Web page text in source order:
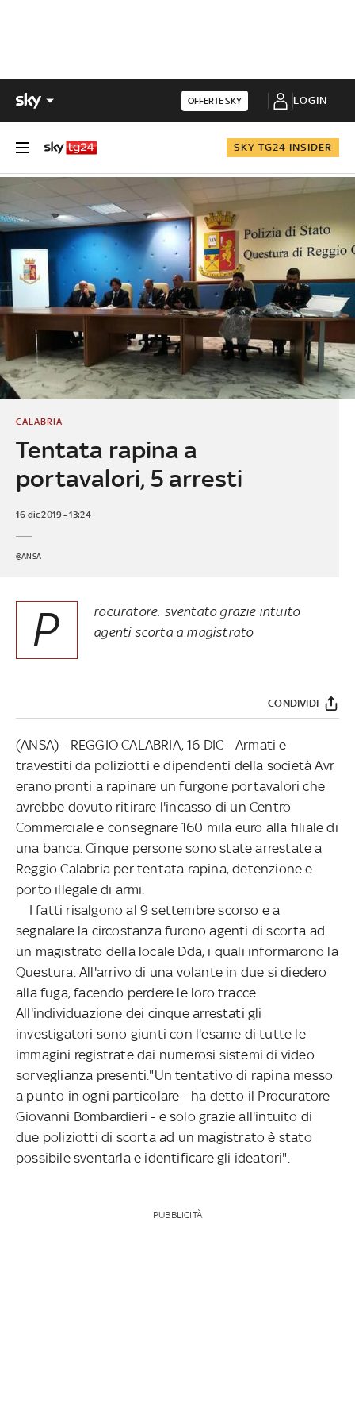
OFFERTE SKY LOGIN
SKY TG24 INSIDER
Tentata rapina a
portavalori, 5 arresti
CALABRIA
16 dic 2019 - 13:24
@ANSA
P
rocuratore: sventato grazie intuito
agenti scorta a magistrato
CONDIVIDI
(ANSA) - REGGIO CALABRIA, 16 DIC - Armati e
travestiti da poliziotti e dipendenti della società Avr
erano pronti a rapinare un furgone portavalori che
avrebbe dovuto ritirare l'incasso di un Centro
Commerciale e consegnare 160 mila euro alla filiale di
una banca. Cinque persone sono state arrestate a
Reggio Calabria per tentata rapina, detenzione e
porto illegale di armi.
I fatti risalgono al 9 settembre scorso e a
segnalare la circostanza furono agenti di scorta ad
un magistrato della locale Dda, i quali informarono la
Questura. All'arrivo di una volante in due si diedero
alla fuga, facendo perdere le loro tracce.
All'individuazione dei cinque arrestati gli
investigatori sono giunti con l'esame di tutte le
immagini registrate dai numerosi sistemi di video
sorveglianza presenti."Un tentativo di rapina messo
a punto in ogni particolare - ha detto il Procuratore
Giovanni Bombardieri - e solo grazie all'intuito di
due poliziotti di scorta ad un magistrato è stato
possibile sventarla e identificare gli ideatori".
PUBBLICITÀ